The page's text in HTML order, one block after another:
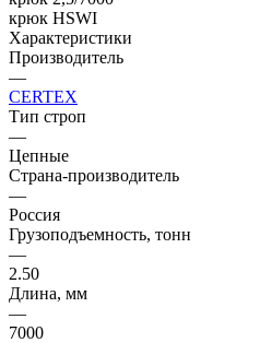
Характеристики
Производитель
—
CERTEX
Тип строп
—
Цепные
Страна-производитель
—
Россия
Грузоподъемность, тонн
—
2.50
Длина, мм
—
7000